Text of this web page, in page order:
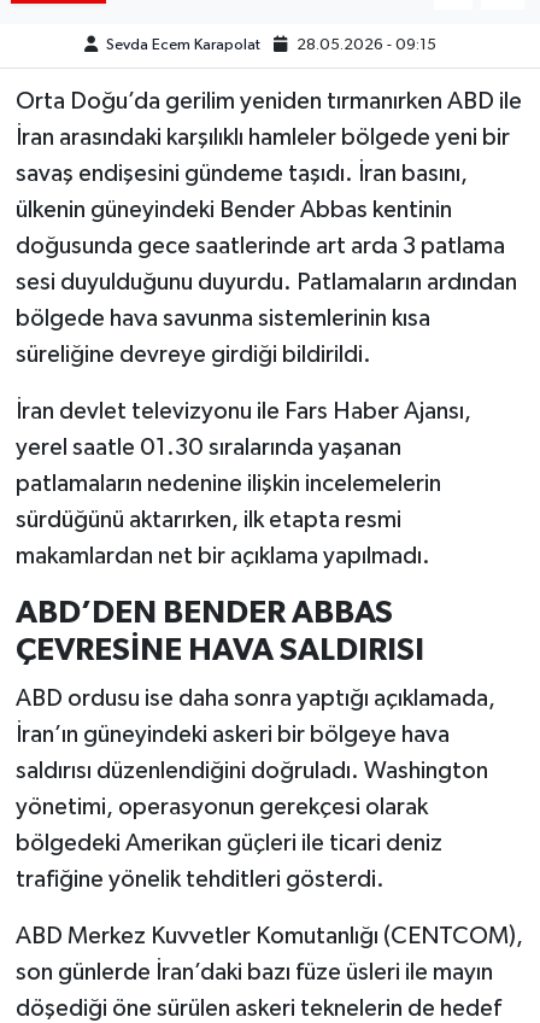
Sevda Ecem Karapolat 28.05.2026 - 09:15
Orta Doğu’da gerilim yeniden tırmanırken ABD ile
İran arasındaki karşılıklı hamleler bölgede yeni bir
savaş endişesini gündeme taşıdı. İran basını,
ülkenin güneyindeki Bender Abbas kentinin
doğusunda gece saatlerinde art arda 3 patlama
sesi duyulduğunu duyurdu. Patlamaların ardından
bölgede hava savunma sistemlerinin kısa
süreliğine devreye girdiği bildirildi.
İran devlet televizyonu ile Fars Haber Ajansı,
yerel saatle 01.30 sıralarında yaşanan
patlamaların nedenine ilişkin incelemelerin
sürdüğünü aktarırken, ilk etapta resmi
makamlardan net bir açıklama yapılmadı.
ABD’DEN BENDER ABBAS
ÇEVRESİNE HAVA SALDIRISI
ABD ordusu ise daha sonra yaptığı açıklamada,
İran’ın güneyindeki askeri bir bölgeye hava
saldırısı düzenlendiğini doğruladı. Washington
yönetimi, operasyonun gerekçesi olarak
bölgedeki Amerikan güçleri ile ticari deniz
trafiğine yönelik tehditleri gösterdi.
ABD Merkez Kuvvetler Komutanlığı (CENTCOM),
son günlerde İran’daki bazı füze üsleri ile mayın
döşediği öne sürülen askeri teknelerin de hedef